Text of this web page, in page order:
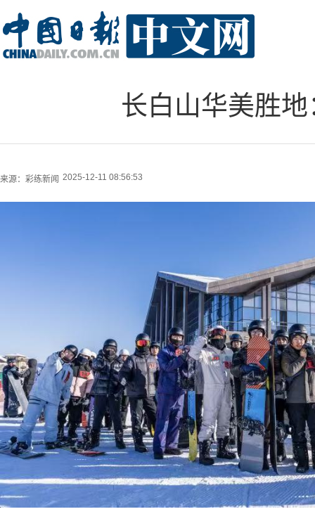
长白山华美胜
来源： 彩练新闻 2025-12-11 08:56:53